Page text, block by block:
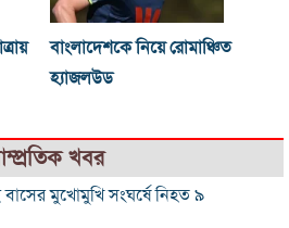
বাংলাদেশকে নিয়ে রোমাঞ্চিত
হ্যাজলউড
খবর
মুখোমুখি সংঘর্ষে নিহত ৯